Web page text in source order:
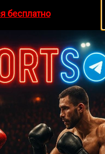
UFC 324: Гэйтжи –
Делла Маддалена –
бесплатно